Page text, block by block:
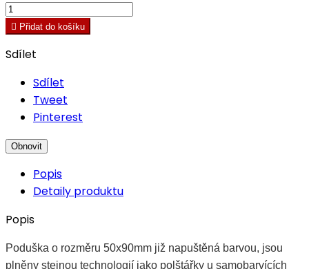
 Přidat do košíku
Sdílet
Sdílet
Tweet
Pinterest
Popis
Detaily produktu
Popis
Poduška o rozměru 50x90mm již napuštěná barvou, jsou
plněny stejnou technologií jako polštářky u samobarvících